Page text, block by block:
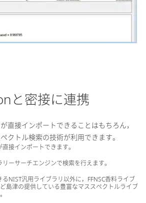
と密接に連携
直接インポートできることはもちろん，
クトル検索の技術が利用できます。
接インポートできます。
ーサーチエンジンで検索を行えます。
NIST汎用ライブラリ以外に，FFNSC香料ライブ
島津の提供している豊富なマススペクトルライブ